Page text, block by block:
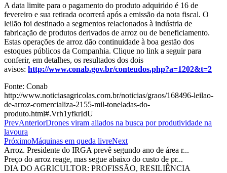
A data limite para o pagamento do produto adquirido é 16 de
fevereiro e sua retirada ocorrerá após a emissão da nota fiscal. O
leilão foi destinado a segmentos relacionados à indústria de
fabricação de produtos derivados de arroz ou de beneficiamento.
Estas operações de arroz dão continuidade à boa gestão dos
estoques públicos da Companhia. Clique no link a seguir para
conferir, em detalhes, os resultados dos dois
avisos: http://www.conab.gov.br/conteudos.php?a=1202&t=2
Fonte: Conab
http://www.noticiasagricolas.com.br/noticias/graos/168496-leilao-
de-arroz-comercializa-2155-mil-toneladas-do-
produto.html#.Vrh1yfkrIdU
PrevAnteriorDrones viram aliados na busca por produtividade na
lavoura
PróximoMáquinas em queda livreNext
Arroz. Presidente do IRGA prevê segundo ano de área r...
Preço do arroz reage, mas segue abaixo do custo de pr...
DIA DO AGRICULTOR: PROFISSÃO, RESILIÊNCIA